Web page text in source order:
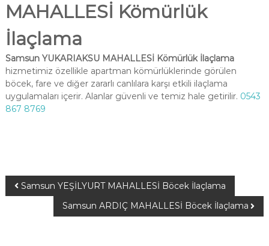
MAHALLESİ Kömürlük
İlaçlama
Samsun YUKARIAKSU MAHALLESİ Kömürlük İlaçlama
hizmetimiz özellikle apartman kömürlüklerinde görülen
böcek, fare ve diğer zararlı canlılara karşı etkili ilaçlama
uygulamaları içerir. Alanlar güvenli ve temiz hale getirilir. 0543
867 8769
Samsun YEŞİLYURT MAHALLESİ Böcek İlaçlama
Samsun ARDIÇ MAHALLESİ Böcek İlaçlama